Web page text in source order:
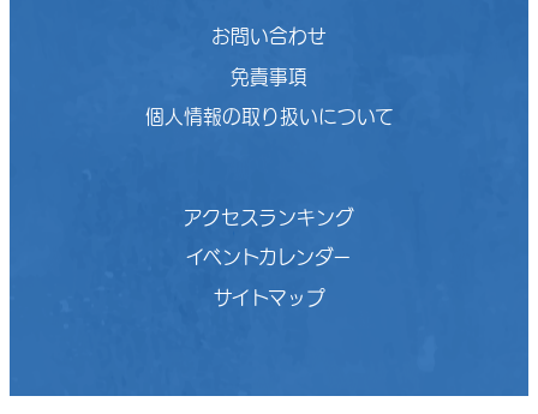
お問い合わせ
免責事項
個人情報の取り扱いについて
アクセスランキング
イベントカレンダー
サイトマップ